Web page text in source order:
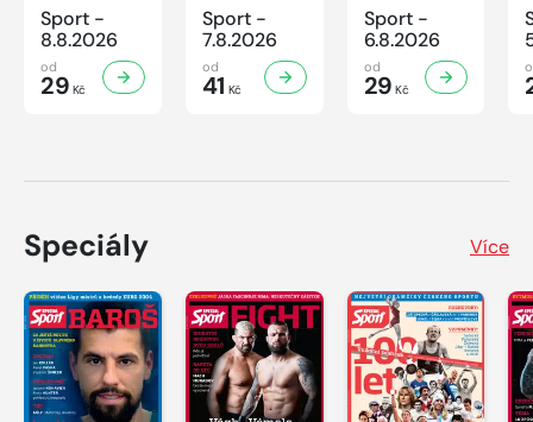
Sport -
8.8.2026
od
29 Kč
Sport -
7.8.2026
od
41 Kč
Sport -
6.8.2026
od
29 Kč
Speciály Více